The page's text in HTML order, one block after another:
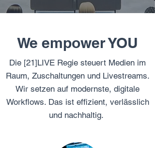
We empower YOU
Die [21]LIVE Regie steuert Medien im
Raum, Zuschaltungen und Livestreams.
Wir setzen auf modernste, digitale
Workflows. Das ist effizient, verlässlich
und nachhaltig.